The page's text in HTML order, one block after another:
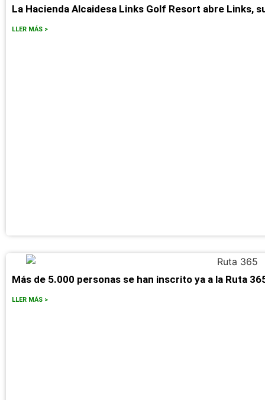
La Hacienda Alcaidesa Links Golf Resort abre Links,
LLER MÁS >
Más de 5.000 personas se han inscrito ya a la Ruta
LLER MÁS >